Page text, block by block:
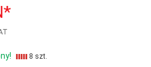
8 szt.